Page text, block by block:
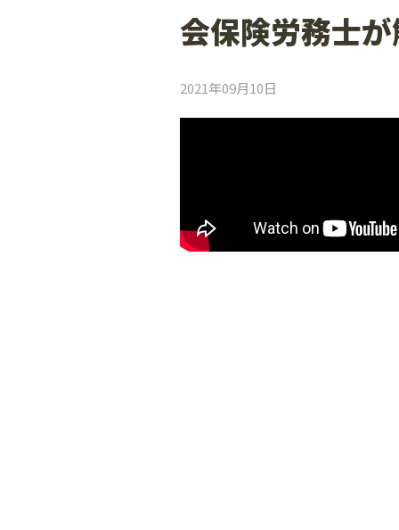
会保険労務士
2021年09月10日